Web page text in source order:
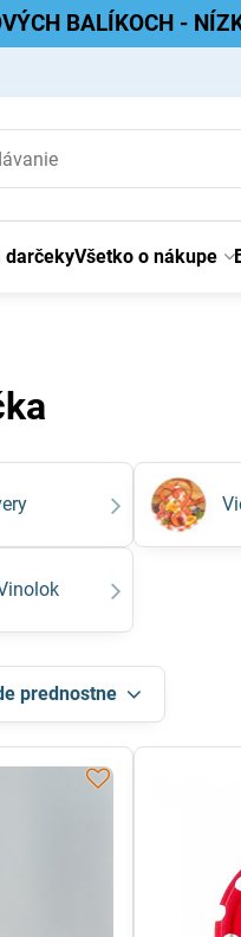
BALÍKOCH -
darčekyVšetko o nákupe
prednostne